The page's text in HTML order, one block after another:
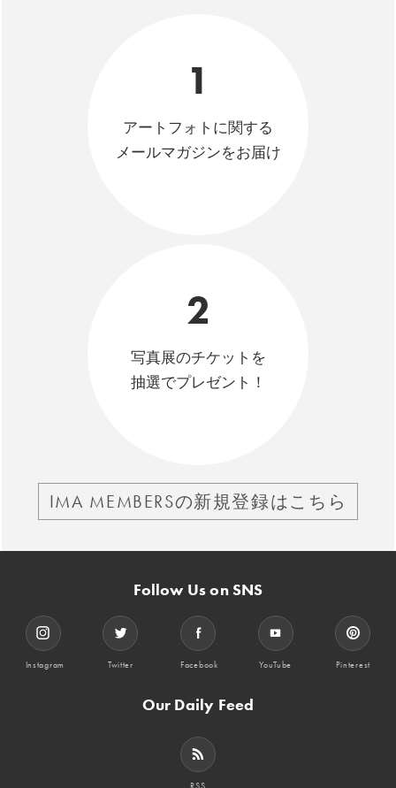
1
アートフォトに関する
メールマガジンをお届け
2
写真展のチケットを
抽選でプレゼント！
IMA MEMBERSの新規登録はこちら
Follow Us on SNS
Instagram Twitter Facebook YouTube Pinterest
Our Daily Feed
RSS